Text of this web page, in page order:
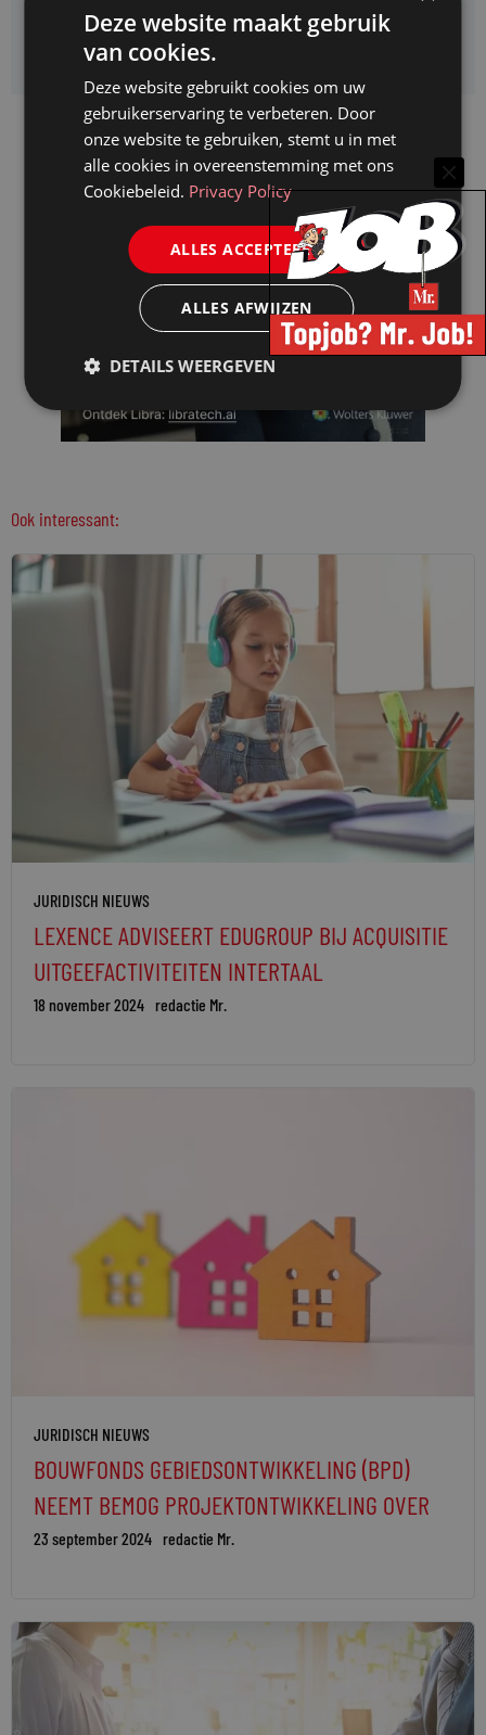
Kifid zoekt een
Jurist- secretaris
Ook interessant:
JURIDISCH NIEUWS
LEXENCE ADVISEERT EDUGROUP BIJ ACQUISITIE
UITGEEFACTIVITEITEN INTERTAAL
18 november 2024 redactie Mr.
JURIDISCH NIEUWS
BOUWFONDS GEBIEDSONTWIKKELING (BPD)
NEEMT BEMOG PROJEKTONTWIKKELING OVER
23 september 2024 redactie Mr.
Deze website maakt gebruik
van cookies.
Deze website gebruikt cookies om uw
gebruikerservaring te verbeteren. Door
onze website te gebruiken, stemt u in met
alle cookies in overeenstemming met ons
Cookiebeleid. Privacy Policy
ALLES ACCEPTEREN
ALLES AFWIJZEN
DETAILS WEERGEVEN